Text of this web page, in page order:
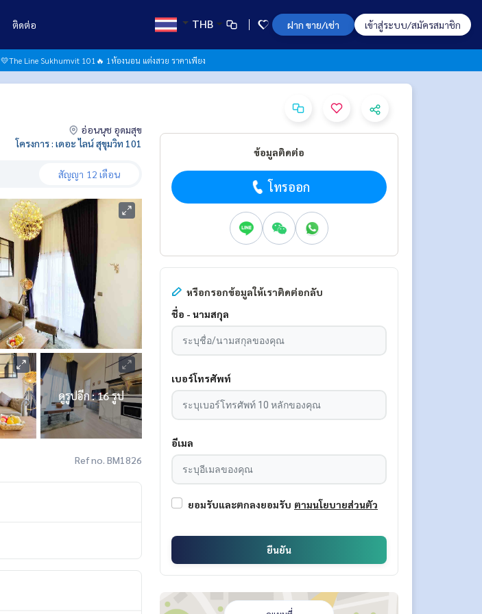
ติดต่อ THB ฝาก ขาย/เช่า เข้าสู่ระบบ/สมัครสมาชิก
💛The Line Sukhumvit 101🔥 1ห้องนอน แต่งสวย ราคาเพียง
อ่อนนุช อุดมสุข
โครงการ : เดอะ ไลน์ สุขุมวิท 101
สัญญา 12 เดือน
ดูรูปอีก : 16 รูป
Ref no. BM1826
ข้อมูลติดต่อ
โทรออก
หรือกรอกข้อมูลให้เราติดต่อกลับ
ชื่อ - นามสกุล
เบอร์โทรศัพท์
อีเมล
ยอมรับและตกลงยอมรับ ตามนโยบายส่วนตัว
ยืนยัน